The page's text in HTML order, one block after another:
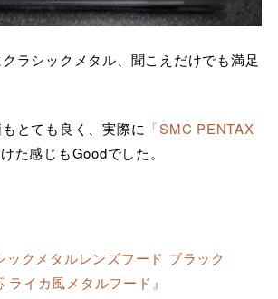
ラシックメタル、聞こえだけでも満足
とても良く、実際に 「SMC PENTAX
た感じもGoodでした。
ックメタルレンズフード ブラック
イカ風メタルフード』